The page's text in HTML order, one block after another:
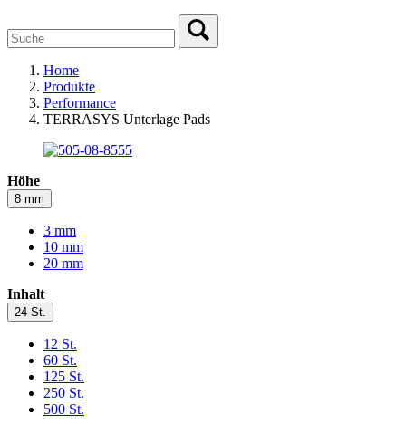
Home
Produkte
Performance
TERRASYS Unterlage Pads
Höhe
8 mm
3 mm
10 mm
20 mm
Inhalt
24 St.
12 St.
60 St.
125 St.
250 St.
500 St.